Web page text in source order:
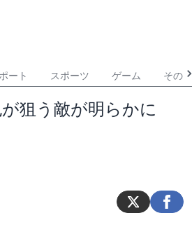
ート スポーツ ゲーム その他
が狙う敵が明らかに